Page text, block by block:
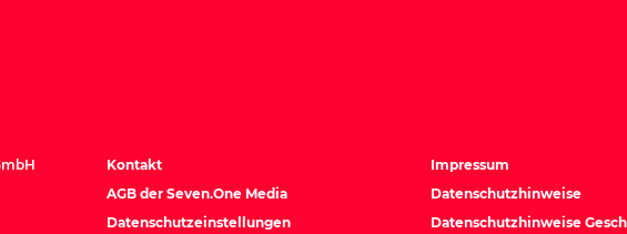
Kontakt
Impressum
AGB der Seven.One Media
Datenschutzhinweise
Datenschutzeinstellungen
Datenschutzhinweise